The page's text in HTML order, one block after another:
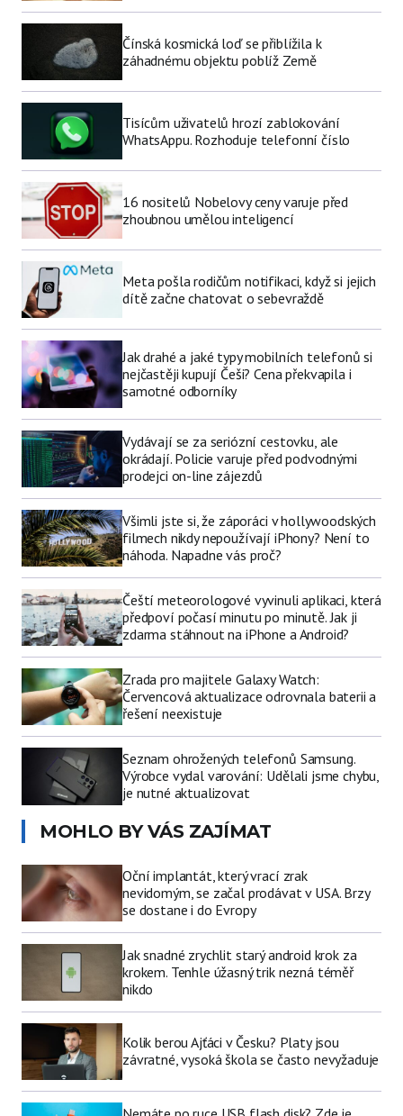
Čínská kosmická loď se přiblížila k
záhadnému objektu poblíž Země
Tisícům uživatelů hrozí zablokování
WhatsAppu. Rozhoduje telefonní číslo
16 nositelů Nobelovy ceny varuje před
zhoubnou umělou inteligencí
Meta pošla rodičům notifikaci, když si jejich
dítě začne chatovat o sebevraždě
Jak drahé a jaké typy mobilních telefonů si
nejčastěji kupují Češi? Cena překvapila i
samotné odborníky
Vydávají se za seriózní cestovku, ale
okrádají. Policie varuje před podvodnými
prodejci on-line zájezdů
Všimli jste si, že záporáci v hollywoodských
filmech nikdy nepoužívají iPhony? Není to
náhoda. Napadne vás proč?
Čeští meteorologové vyvinuli aplikaci, která
předpoví počasí minutu po minutě. Jak ji
zdarma stáhnout na iPhone a Android?
Zrada pro majitele Galaxy Watch:
Červencová aktualizace odrovnala baterii a
řešení neexistuje
Seznam ohrožených telefonů Samsung.
Výrobce vydal varování: Udělali jsme chybu,
je nutné aktualizovat
MOHLO BY VÁS ZAJÍMAT
Oční implantát, který vrací zrak
nevidomým, se začal prodávat v USA. Brzy
se dostane i do Evropy
Jak snadné zrychlit starý android krok za
krokem. Tenhle úžasný trik nezná téměř
nikdo
Kolik berou Ajťáci v Česku? Platy jsou
závratné, vysoká škola se často nevyžaduje